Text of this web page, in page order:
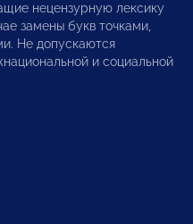
нецензурную лексику
замены букв точками,
Не допускаются
и социальной